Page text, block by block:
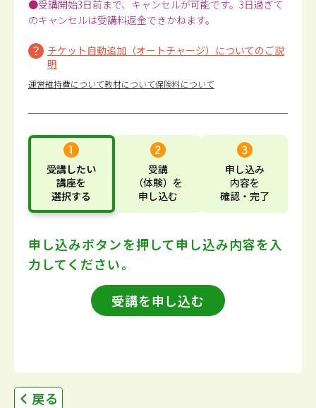
●受講開始3日前まで、キャンセルが可能です。3日過ぎて
のキャンセルは受講料返金できかねます。
チケット自動追加（オートチャージ）についてのご説
明
運営維持費について教材について保険料について
受講したい
講座を
選択する
受講
（体験） を
申し込む
申し込み
内容を
確認・完了
申し込みボタンを押して申し込み内容を入
力してください。
受講を申し込む
戻る